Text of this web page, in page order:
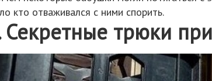
кто отваживался с ними спорить.
Секретные трюки